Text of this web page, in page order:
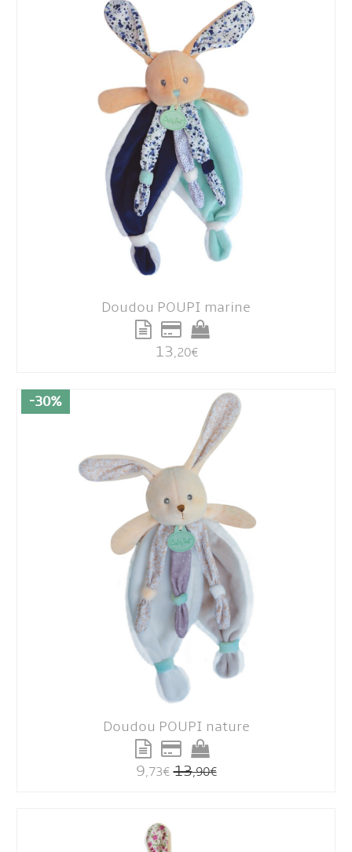
Doudou POUPI marine
13,20€
-30%
Doudou POUPI nature
9 ,73€ 13,90€